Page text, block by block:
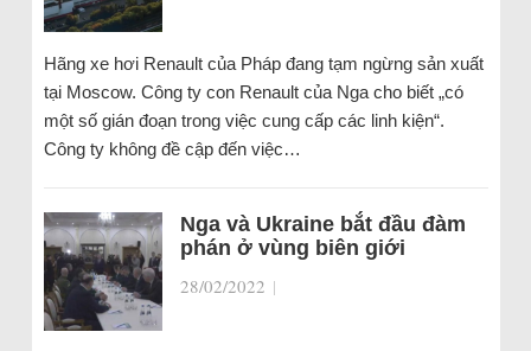
Hãng xe hơi Renault của Pháp đang tạm ngừng sản xuất
tại Moscow. Công ty con Renault của Nga cho biết „có
một số gián đoạn trong việc cung cấp các linh kiện“.
Công ty không đề cập đến việc…
Nga và Ukraine bắt đầu đàm
phán ở vùng biên giới
28/02/2022 |